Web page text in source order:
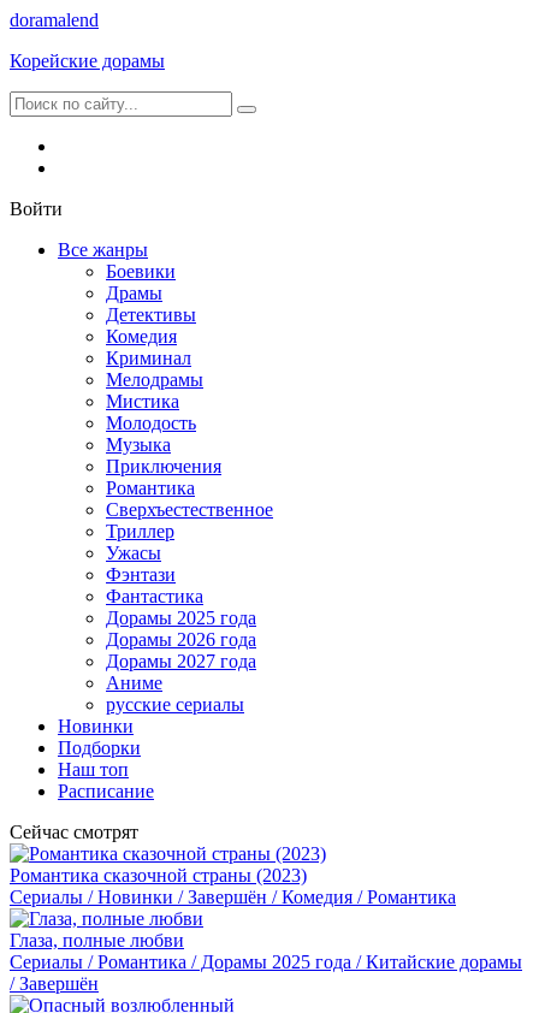
doramalend
Корейские дорамы
Войти
Все жанры
Боевики
Драмы
Детективы
Комедия
Криминал
Мелодрамы
Мистика
Молодость
Музыка
Приключения
Романтика
Сверхъестественное
Триллер
Ужасы
Фэнтази
Фантастика
Дорамы 2025 года
Дорамы 2026 года
Дорамы 2027 года
Аниме
русские сериалы
Новинки
Подборки
Наш топ
Расписание
Сейчас смотрят
Романтика сказочной страны (2023)
Сериалы / Новинки / Завершён / Комедия / Романтика
Глаза, полные любви
Сериалы / Романтика / Дорамы 2025 года / Китайские дорамы
/ Завершён